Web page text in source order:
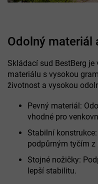
Odolný materiál
Skládací sud BestBerg
materiálu s vysokou
životnost a vysokou
Pevný materiál:
vhodné pro
Stabilní
podpůrným tyčím z
Stojné nožičky:
lepší stabilitu.